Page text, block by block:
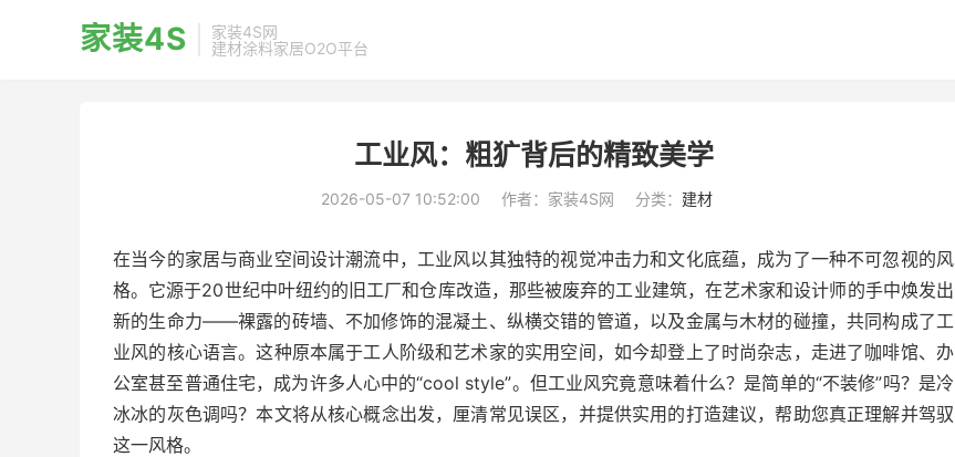
家装4S
家装4S网
建材涂料家居O2O平台
工业风：粗犷背后的精致美学
2026-05-07 10:52:00 作者：家装4S网 分类： 建材
在当今的家居与商业空间设计潮流中，工业风以其独特的视觉冲击力和文化底蕴，成为了一种不可忽视的风
格。它源于20世纪中叶纽约的旧工厂和仓库改造，那些被废弃的工业建筑，在艺术家和设计师的手中焕发出
新的生命力——裸露的砖墙、不加修饰的混凝土、纵横交错的管道，以及金属与木材的碰撞，共同构成了工
业风的核心语言。这种原本属于工人阶级和艺术家的实用空间，如今却登上了时尚杂志，走进了咖啡馆、办
公室甚至普通住宅，成为许多人心中的“cool style”。但工业风究竟意味着什么？是简单的“不装修”吗？是冷
冰冰的灰色调吗？本文将从核心概念出发，厘清常见误区，并提供实用的打造建议，帮助您真正理解并驾驭
这一风格。